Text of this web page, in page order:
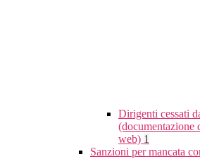
Dirigenti cessati
(documentazione
web) 1
Sanzioni per mancata